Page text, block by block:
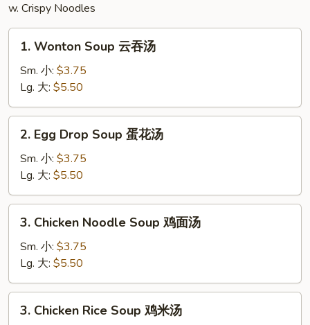
w. Crispy Noodles
Wonton
Soup
吞
汤
1. Wonton Soup 云吞汤
Sm. 小: $3.75
Lg. 大: $5.50
Egg
Drop
Soup
蛋
花
2. Egg Drop Soup 蛋花汤
Sm. 小: $3.75
Lg. 大: $5.50
Chicken
Noodle
Soup
鸡
面
3. Chicken Noodle Soup 鸡面汤
Sm. 小: $3.75
Lg. 大: $5.50
Chicken
3. Chicken Rice Soup 鸡米汤